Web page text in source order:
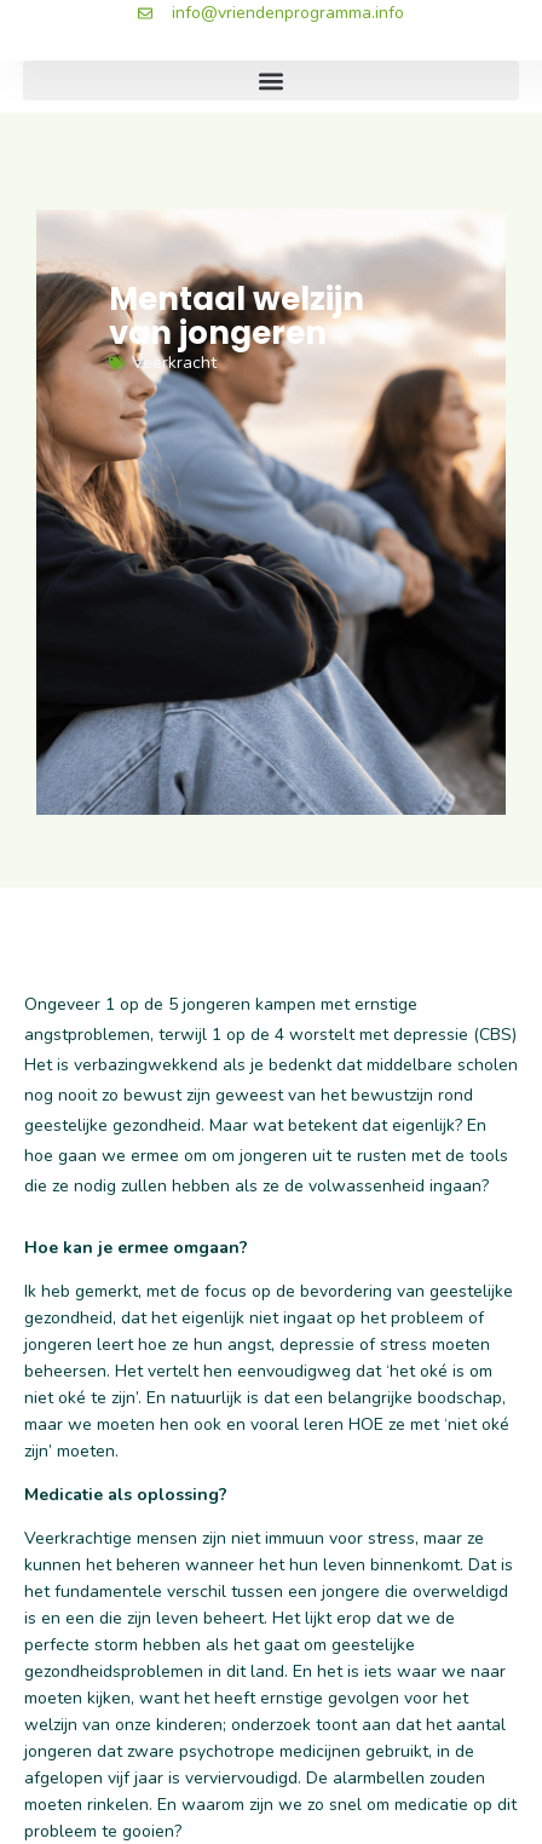
info@vriendenprogramma.info
Mentaal welzijn
van jongeren
Veerkracht
Ongeveer 1 op de 5 jongeren kampen met ernstige
angstproblemen, terwijl 1 op de 4 worstelt met depressie (CBS)
Het is verbazingwekkend als je bedenkt dat middelbare scholen
nog nooit zo bewust zijn geweest van het bewustzijn rond
geestelijke gezondheid. Maar wat betekent dat eigenlijk? En
hoe gaan we ermee om om jongeren uit te rusten met de tools
die ze nodig zullen hebben als ze de volwassenheid ingaan?
Hoe kan je ermee omgaan?
Ik heb gemerkt, met de focus op de bevordering van geestelijke
gezondheid, dat het eigenlijk niet ingaat op het probleem of
jongeren leert hoe ze hun angst, depressie of stress moeten
beheersen. Het vertelt hen eenvoudigweg dat ‘het oké is om
niet oké te zijn’. En natuurlijk is dat een belangrijke boodschap,
maar we moeten hen ook en vooral leren HOE ze met ‘niet oké
zijn’ moeten.
Medicatie als oplossing?
Veerkrachtige mensen zijn niet immuun voor stress, maar ze
kunnen het beheren wanneer het hun leven binnenkomt. Dat is
het fundamentele verschil tussen een jongere die overweldigd
is en een die zijn leven beheert. Het lijkt erop dat we de
perfecte storm hebben als het gaat om geestelijke
gezondheidsproblemen in dit land. En het is iets waar we naar
moeten kijken, want het heeft ernstige gevolgen voor het
welzijn van onze kinderen; onderzoek toont aan dat het aantal
jongeren dat zware psychotrope medicijnen gebruikt, in de
afgelopen vijf jaar is verviervoudigd. De alarmbellen zouden
moeten rinkelen. En waarom zijn we zo snel om medicatie op dit
probleem te gooien?